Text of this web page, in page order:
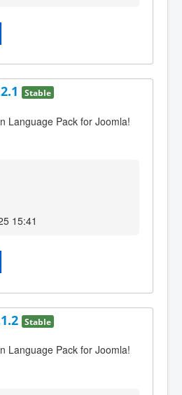
Stable
Language Pack for Joomla!
15:41
Stable
Language Pack for Joomla!